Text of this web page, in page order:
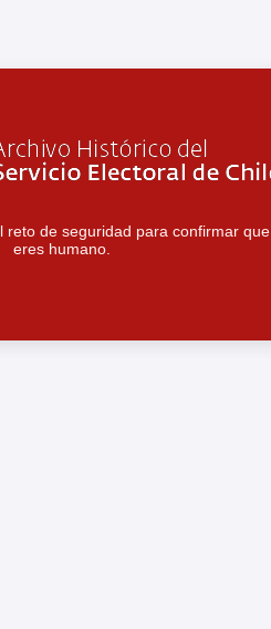
reto de seguridad para confirmar que
eres humano.